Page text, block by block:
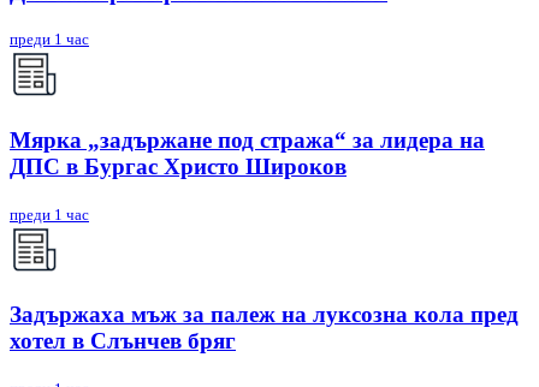
преди 1 час
Мярка „задържане под стража“ за лидера на
ДПС в Бургас Христо Широков
преди 1 час
Задържаха мъж за палеж на луксозна кола пред
хотел в Слънчев бряг